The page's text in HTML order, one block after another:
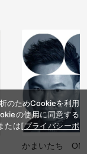
かまいたち
のためCookieを利用
の使用に同意する
たは[プライバシーポ